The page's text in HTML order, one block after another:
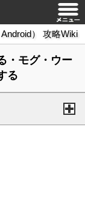
） 攻略Wiki
・モグ・ウー
る